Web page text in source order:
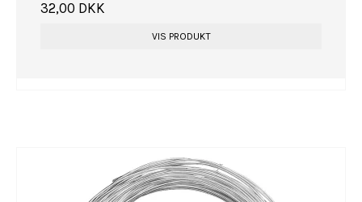
32,00 DKK
VIS PRODUKT